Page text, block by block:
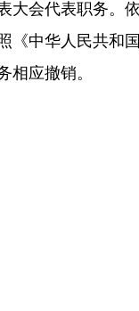
会代表职务
中华人民共
应撤销。